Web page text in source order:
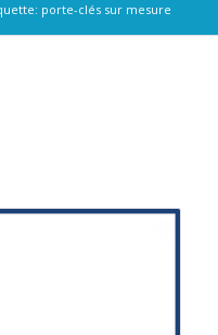
porte-clés sur mesure